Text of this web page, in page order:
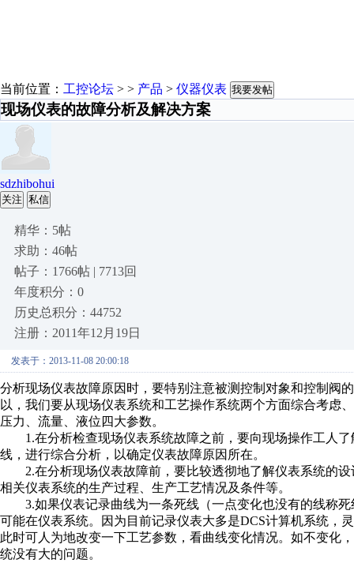
当前位置： 工控论坛 > > 产品 > 仪器仪表 我要发帖
现场仪表的故障分析及解决方案
sdzhibohui
关注 私信
精华：5帖
求助：46帖
帖子：1766帖 | 7713回
年度积分：0
历史总积分：44752
注册：2011年12月19日
发表于：2013-11-08 20:00:18
分析现场仪表故障原因时，要特别注意被测控制对象和控制阀
以，我们要从现场仪表系统和工艺操作系统两个方面综合考虑
压力、流量、液位四大参数。
1.在分析检查现场仪表系统故障之前，要向现场操作工人了
线，进行综合分析，以确定仪表故障原因所在。
2.在分析现场仪表故障前，要比较透彻地了解仪表系统的设
相关仪表系统的生产过程、生产工艺情况及条件等。
3.如果仪表记录曲线为一条死线（一点变化也没有的线称死
可能在仪表系统。因为目前记录仪表大多是DCS计算机系统，
此时可人为地改变一下工艺参数，看曲线变化情况。如不变化
统没有大的问题。